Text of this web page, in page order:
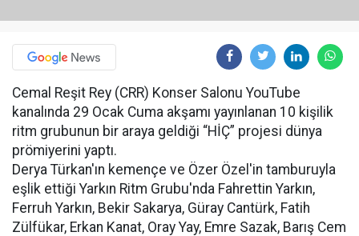
Cemal Reşit Rey (CRR) Konser Salonu YouTube
kanalında 29 Ocak Cuma akşamı yayınlanan 10 kişilik
ritm grubunun bir araya geldiği “HİÇ” projesi dünya
prömiyerini yaptı.
Derya Türkan'ın kemençe ve Özer Özel'in tamburuyla
eşlik ettiği Yarkın Ritm Grubu'nda Fahrettin Yarkın,
Ferruh Yarkın, Bekir Sakarya, Güray Cantürk, Fatih
Zülfükar, Erkan Kanat, Oray Yay, Emre Sazak, Barış Cem